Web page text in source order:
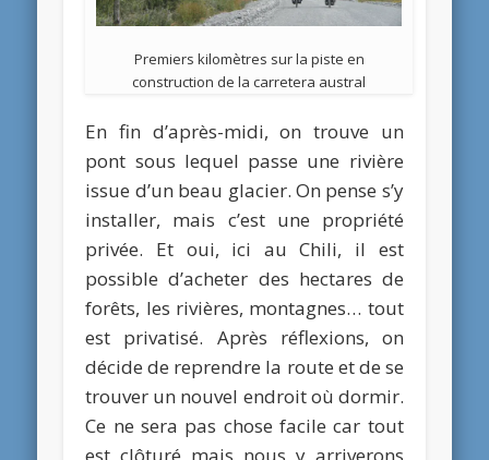
Premiers kilomètres sur la piste en
construction de la carretera austral
En fin d’après-midi, on trouve un
pont sous lequel passe une rivière
issue d’un beau glacier. On pense s’y
installer, mais c’est une propriété
privée. Et oui, ici au Chili, il est
possible d’acheter des hectares de
forêts, les rivières, montagnes… tout
est privatisé. Après réflexions, on
décide de reprendre la route et de se
trouver un nouvel endroit où dormir.
Ce ne sera pas chose facile car tout